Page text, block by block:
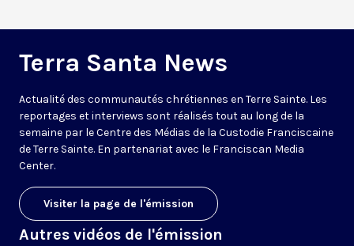
Terra Santa News
Actualité des communautés chrétiennes en Terre Sainte. Les
reportages et interviews sont réalisés tout au long de la
semaine par le Centre des Médias de la Custodie Franciscaine
de Terre Sainte. En partenariat avec le Franciscan Media
Center.
Visiter la page de l'émission
Autres vidéos de l'émission